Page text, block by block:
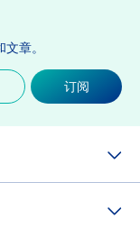
章。
订阅